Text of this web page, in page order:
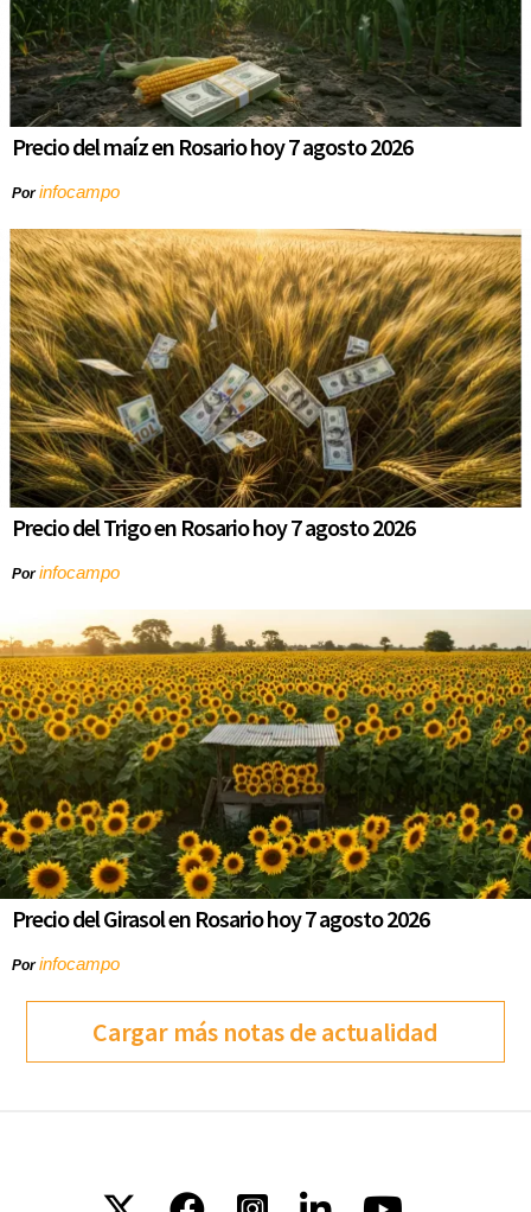
Precio del maíz en Rosario hoy 7 agosto 2026
Porinfocampo
Precio del Trigo en Rosario hoy 7 agosto 2026
Porinfocampo
Precio del Girasol en Rosario hoy 7 agosto 2026
Porinfocampo
Cargar más notas de actualidad